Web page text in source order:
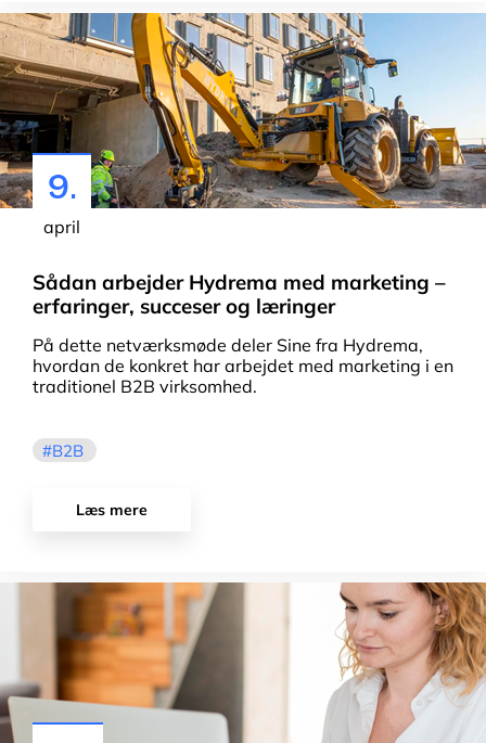
9.
april
Sådan arbejder Hydrema med marketing –
erfaringer, succeser og læringer
På dette netværksmøde deler Sine fra Hydrema,
hvordan de konkret har arbejdet med marketing i en
traditionel B2B virksomhed.
B2B
Læs mere